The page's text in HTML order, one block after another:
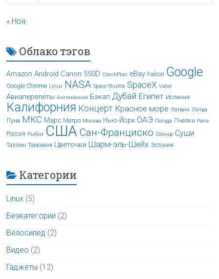
« Ноя
Облако тэгов
Amazon Android Canon 550D CrashPlan eBay Falcon Google
Google Chrome Linux NASA Space Shuttle SpaceX Valve
Авиаперелёты Английский Бэкап Дубай Египет Испания
Калифорния Концерт Красное море Латвия Литва
Луна МКС Марс Метро Москва Нью-Йорк ОАЭ Погода Пчёлки Рига
Россия Рыбки США Сан-Франциско Солнце Суши
Таллин Таможня Цветочки Шарм-эль-Шейх Эстония
Категории
Linux (5)
Безкатегории (2)
Велосипед (2)
Видео (2)
Гаджеты (12)